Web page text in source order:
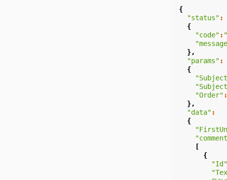
{
"status" :
{
"code" :
},
"params" :
{
"Order" :
},
"data" :
{
[
{
"Id"